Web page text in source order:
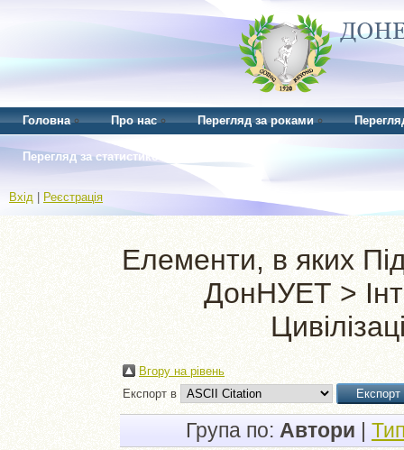
Головна Про нас Перегляд за роками
Перегляд за статистикою
Вхід Реєстрація
Елементи, в яких
ДонНУЕТ >
Вгору на рівень
Експорт в
Група по: Автори |